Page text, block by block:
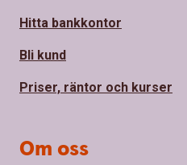
Hitta bankkontor
Bli kund
Priser, räntor och kurser
Om oss